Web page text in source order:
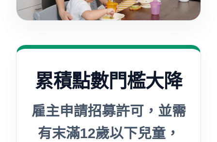
累積點數門檻大降
雇主申請招募許可，並需
有末滿12歲以下兒童，